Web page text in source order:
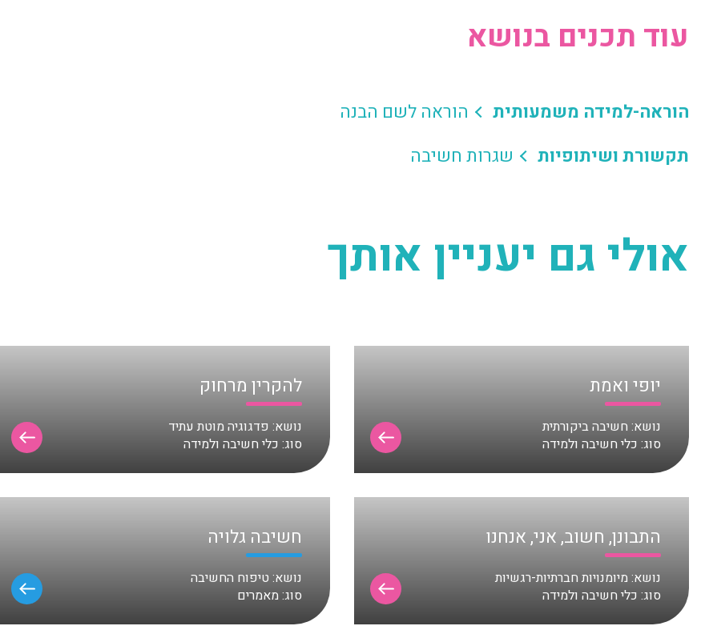
עוד תכנים בנושא
הוראה-למידה משמעותית
הוראה לשם הבנה
תקשורת ושיתופיות
שגרות חשיבה
אולי גם יעניין אותך
יופי ואמת
נושא: חשיבה ביקורתית
סוג: כלי חשיבה ולמידה
להקרין מרחוק
נושא: פדגוגיה מוטת עתיד
סוג: כלי חשיבה ולמידה
התבונן, חשוב, אני, אנחנו
נושא:מיומנויות חברתיות-רגשיות
סוג: כלי חשיבה ולמידה
חשיבה גלויה
נושא: טיפוח החשיבה
סוג:מאמרים